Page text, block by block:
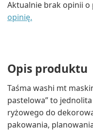
Aktualnie brak opinii o
opinię.
Opis produktu
Taśma washi mt
pastelowa” to
ryżowego do
pakowania,